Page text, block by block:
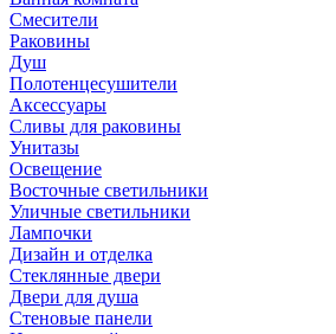
Смесители
Раковины
Душ
Полотенцесушители
Аксессуары
Сливы для раковины
Унитазы
Освещение
Восточные светильники
Уличные светильники
Лампочки
Дизайн и отделка
Стеклянные двери
Двери для душа
Стеновые панели